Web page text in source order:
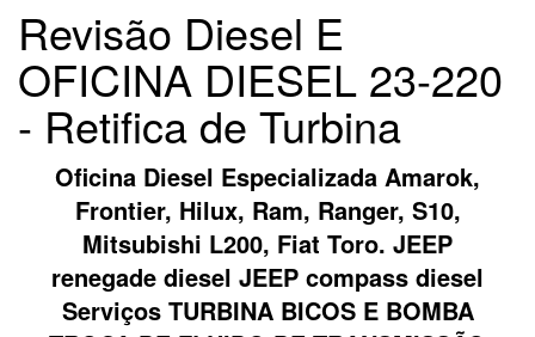
Revisão Diesel E
OFICINA DIESEL 23-220
- Retifica de Turbina
Oficina Diesel Especializada Amarok,
Frontier, Hilux, Ram, Ranger, S10,
Mitsubishi L200, Fiat Toro. JEEP
renegade diesel JEEP compass diesel
Serviços TURBINA BICOS E BOMBA